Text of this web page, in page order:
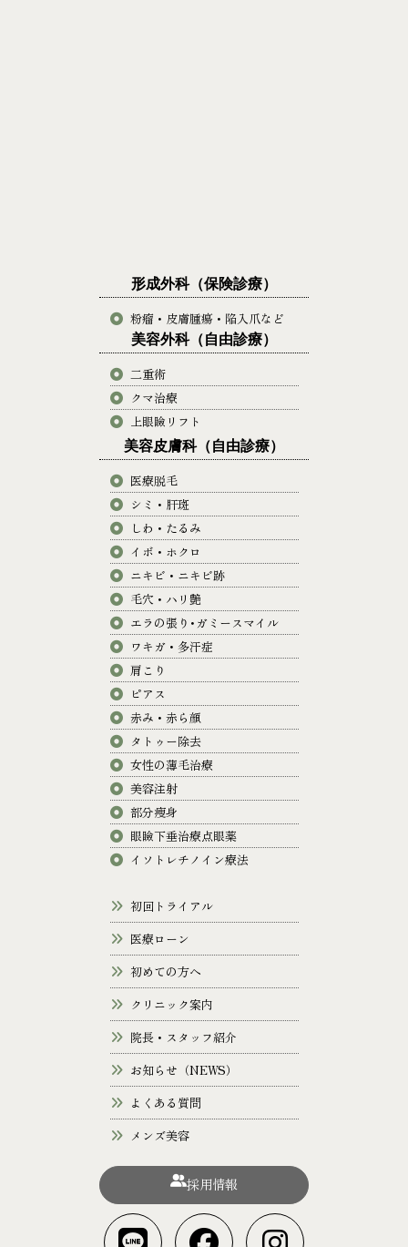
形成外科（保険診療）
粉瘤・皮膚腫瘍・陥入爪など
美容外科（自由診療）
二重術
クマ治療
上眼瞼リフト
美容皮膚科（自由診療）
医療脱毛
シミ・肝斑
しわ・たるみ
イボ・ホクロ
ニキビ・ニキビ跡
毛穴・ハリ艶
エラの張り･ガミースマイル
ワキガ・多汗症
肩こり
ピアス
赤み・赤ら顔
タトゥー除去
女性の薄毛治療
美容注射
部分痩身
眼瞼下垂治療点眼薬
イソトレチノイン療法
初回トライアル
医療ローン
初めての方へ
クリニック案内
院長・スタッフ紹介
お知らせ（NEWS）
よくある質問
メンズ美容
採用情報